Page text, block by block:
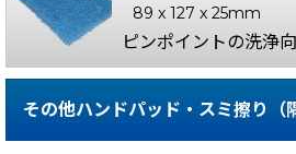
89 x 127 x 25mm
ピンポイントの洗浄
その他ハンドパッド・スミ擦り（